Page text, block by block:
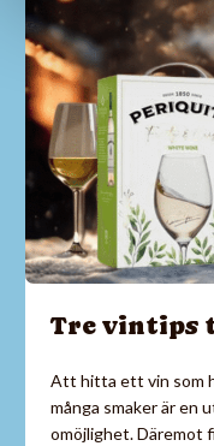
Tre vintips
Att hitta ett vin som
många smaker är en
omöjlighet. Däremot